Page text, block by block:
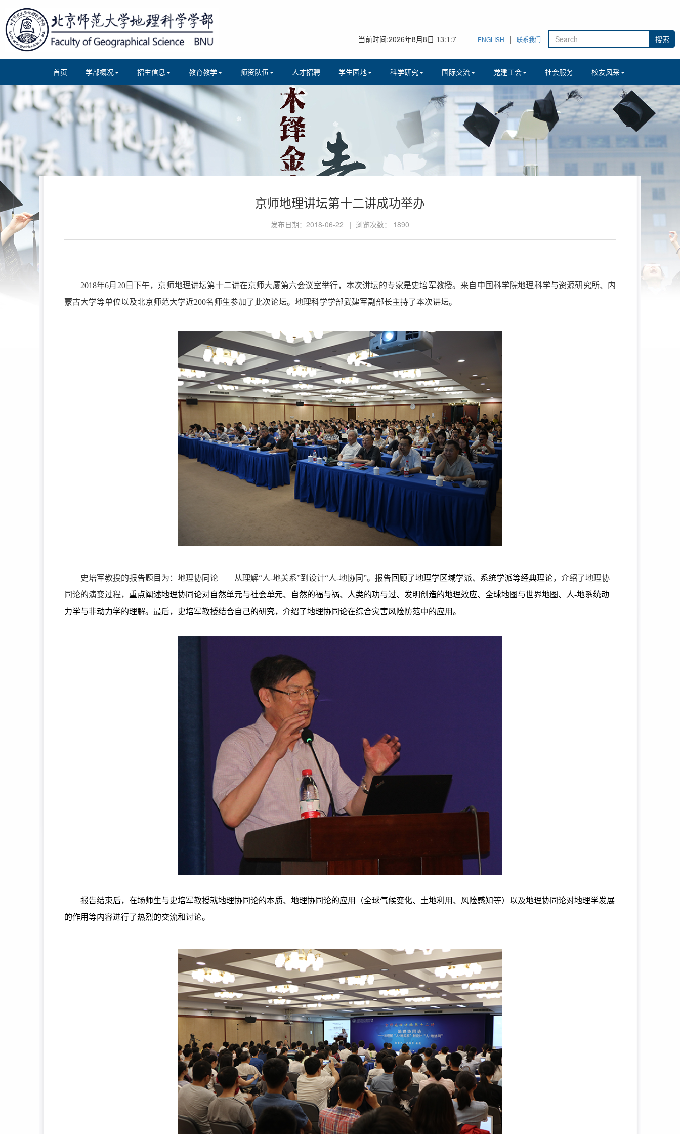
当前时间:2026年8月8日 13:1:8 ENGLISH | 联系我们
首页 学部概况 招生信息 教育教学 师资队伍 人才招聘 学生园地 科学研究 国际交流 党建工会 社会服务 校友风采
京师地理讲坛第十二讲成功举办
发布日期：2018-06-22 | 浏览次数： 1890
2018年6月 20日下午，京师地理讲坛第十二讲在京师大厦第六会议室举行，本次讲坛的专家是史培军教授。来自中国科学院地理科学与资源研究所、内
蒙古大学等单位以及北京师范大学近200名师生参加了此次论坛。地理科学学部武建军副部长主持了本次讲坛。
史培军教授的报告题目为：地理协同论——从理解“人-地关系”到设计“人-地协同”。报告回顾了地理学区域学派、系统学派等经典理论，介绍了地理协
同论的演变过程， 重点阐述地理协同论对自然单元与社会单元、自然的福与祸、人类的功与过、发明创造的地理效应、全球地图与世界地图、人-地系统动
力学与非动力学的理解。最后，史培军教授结合自己的研究，介绍了地理协同论在综合灾害风险防范中的应用。
报告结束后，在场师生与史培军教授就地理协同论的本质、地理协同论的应用（全球气候变化、土地利用、风险感知等）以及地理协同论对地理学发展
的作用等内容进行了热烈的交流和讨论。